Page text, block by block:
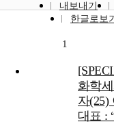
내보내기
한글로보
1
화학
자(25)
대표 :